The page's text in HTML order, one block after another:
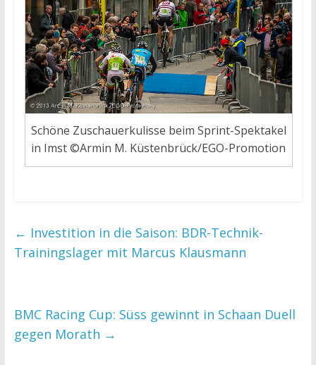
Schöne Zuschauerkulisse beim Sprint-Spektakel
in Imst ©Armin M. Küstenbrück/EGO-Promotion
← Investition in die Saison: BDR-Technik-
Trainingslager mit Marcus Klausmann
BMC Racing Cup: Süss gewinnt in Schaan Duell
gegen Morath →